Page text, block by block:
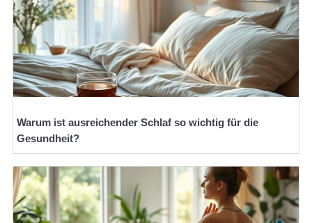
Warum ist ausreichender Schlaf so wichtig für die
Gesundheit?